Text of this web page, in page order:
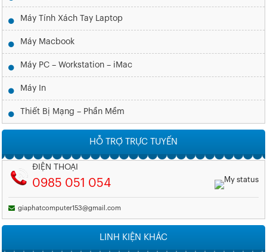
Máy Tính Xách Tay Laptop
Máy Macbook
Máy PC – Workstation – iMac
Máy In
Thiết Bị Mạng – Phần Mềm
HỖ TRỢ TRỰC TUYẾN
ĐIỆN THOẠI
0985 051 054
giaphatcomputer153@gmail.com
LINH KIỆN KHÁC